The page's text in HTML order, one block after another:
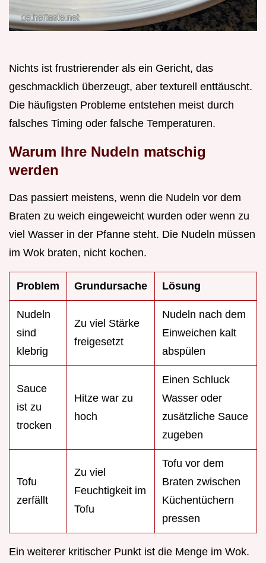
Nichts ist frustrierender als ein Gericht, das
geschmacklich überzeugt, aber texturell enttäuscht.
Die häufigsten Probleme entstehen meist durch
falsches Timing oder falsche Temperaturen.
Warum Ihre Nudeln matschig
werden
Das passiert meistens, wenn die Nudeln vor dem
Braten zu weich eingeweicht wurden oder wenn zu
viel Wasser in der Pfanne steht. Die Nudeln müssen
im Wok braten, nicht kochen.
Problem Grundursache Lösung
Nudeln
sind
klebrig
Zu viel Stärke
freigesetzt
Nudeln nach dem
Einweichen kalt
abspülen
Sauce
ist zu
trocken
Hitze war zu
hoch
Einen Schluck
Wasser oder
zusätzliche Sauce
zugeben
Tofu
zerfällt
Zu viel
Feuchtigkeit im
Tofu
Tofu vor dem
Braten zwischen
Küchentüchern
pressen
Ein weiterer kritischer Punkt ist die Menge im Wok.